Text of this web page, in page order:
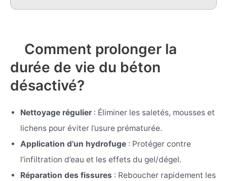
Comment prolonger la
durée de vie du béton
désactivé?
Nettoyage régulier : Éliminer les saletés, mousses et
lichens pour éviter l’usure prématurée.
Application d’un hydrofuge : Protéger contre
l’infiltration d’eau et les effets du gel/dégel.
Réparation des fissures : Reboucher rapidement les